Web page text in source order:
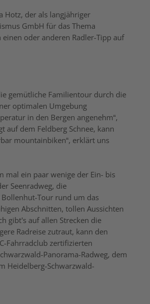
Hotz, der als langjähriger
GmbH für das Thema
oder anderen Radler-Tipp auf
gemütliche Familientour durch die
optimalen Umgebung
in den Bergen angenehm“,
auf dem Feldberg Schnee, kann
mountainbiken“, erklärt uns
mal ein paar wenige der Ein- bis
Seenradweg, die
Tour rund um das
Abschnitten, tollen Aussichten
gibt’s auf allen Strecken die
Radreise zutraut, kann den
Fahrradclub zertifizierten
Panorama-Radweg, dem
Heidelberg-Schwarzwald-